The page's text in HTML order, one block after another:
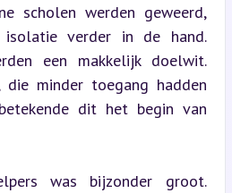
scholen werden geweerd,
verder in de hand.
een makkelijk doelwit.
die minder toegang hadden
dit het begin van
was bijzonder groot.